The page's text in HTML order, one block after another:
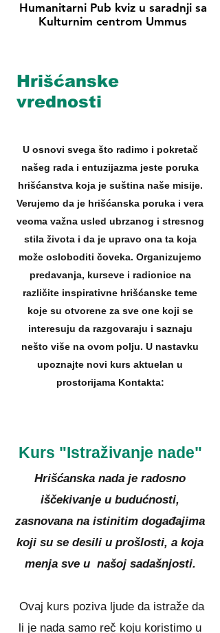
Humanitarni Pub kviz u saradnji sa
Kulturnim centrom Ummus
Hrišćanske
vrednosti
U osnovi svega što radimo i pokretač
našeg rada i entuzijazma jeste poruka
hrišćanstva koja je suština naše misije.
Verujemo da je hrišćanska poruka i vera
veoma važna usled ubrzanog i stresnog
stila života i da je upravo ona ta koja
može osloboditi čoveka. Organizujemo
predavanja, kurseve i radionice na
različite inspirativne hrišćanske teme
koje su otvorene za sve one koji se
interesuju da razgovaraju i saznaju
nešto više na ovom polju. U nastavku
upoznajte novi kurs aktuelan u
prostorijama Kontakta:
Kurs "Istraživanje nade"
Hrišćanska nada je radosno
iščekivanje u budućnosti,
zasnovana na istinitim događajima
koji su se desili u prošlosti, a koja
menja sve u našoj sadašnjosti.
Ovaj kurs poziva ljude da istraže da
li je nada samo reč koju koristimo u